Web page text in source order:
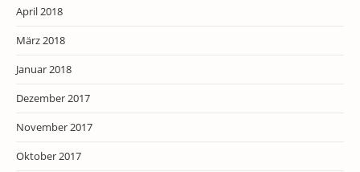
April 2018
März 2018
Januar 2018
Dezember 2017
November 2017
Oktober 2017